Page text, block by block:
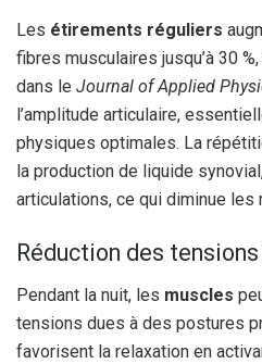
Les étirements réguliers
fibres musculaires jusqu’à 30
dans le Journal of Applied
l’amplitude articulaire,
physiques optimales. La
la production de liquide
articulations, ce qui diminue les
Réduction des
Pendant la nuit, les muscles
tensions dues à des postures
favorisent la relaxation en